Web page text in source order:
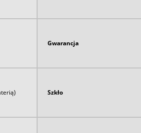
Gwarancja
Szkło